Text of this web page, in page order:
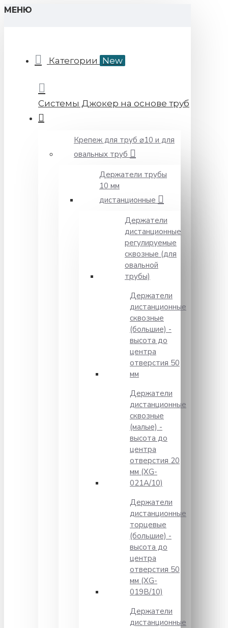
МЕНЮ
Категории New
Системы Джокер на основе труб
Крепеж для труб ⌀10 и для
овальных труб
Держатели трубы
10 мм
дистанционные
Держатели
дистанционные
регулируемые
сквозные (для
овальной
трубы)
Держатели
дистанционные
сквозные
(большие) -
высота до
центра
отверстия 50
мм
Держатели
дистанционные
сквозные
(малые) -
высота до
центра
отверстия 20
мм (XG-
021A/10)
Держатели
дистанционные
торцевые
(большие) -
высота до
центра
отверстия 50
мм (XG-
019B/10)
Держатели
дистанционные